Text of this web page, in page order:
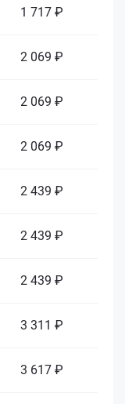
1 717 ₽
2 069 ₽
2 069 ₽
2 069 ₽
2 439 ₽
2 439 ₽
2 439 ₽
3 311 ₽
3 617 ₽